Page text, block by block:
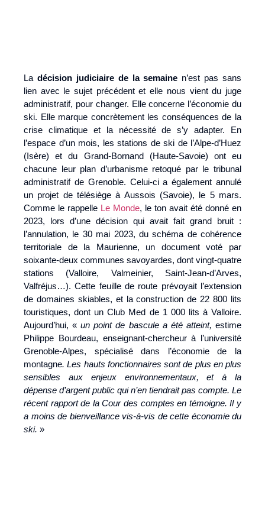
La décision judiciaire de la semaine n’est pas sans
lien avec le sujet précédent et elle nous vient du juge
administratif, pour changer. Elle concerne l’économie du
ski. Elle marque concrètement les conséquences de la
crise climatique et la nécessité de s’y adapter. En
l’espace d’un mois, les stations de ski de l’Alpe-d’Huez
(Isère) et du Grand-Bornand (Haute-Savoie) ont eu
chacune leur plan d’urbanisme retoqué par le tribunal
administratif de Grenoble. Celui-ci a également annulé
un projet de télésiège à Aussois (Savoie), le 5 mars.
Comme le rappelle Le Monde, le ton avait été donné en
2023, lors d’une décision qui avait fait grand bruit :
l’annulation, le 30 mai 2023, du schéma de cohérence
territoriale de la Maurienne, un document voté par
soixante-deux communes savoyardes, dont vingt-quatre
stations (Valloire, Valmeinier, Saint-Jean-d’Arves,
Valfréjus…). Cette feuille de route prévoyait l’extension
de domaines skiables, et la construction de 22 800 lits
touristiques, dont un Club Med de 1 000 lits à Valloire.
Aujourd’hui, «un point de bascule a été atteint,estime
Philippe Bourdeau, enseignant-chercheur à l’université
Grenoble-Alpes, spécialisé dans l’économie de la
montagne. Les hauts fonctionnaires sont de plus en plus
sensibles aux enjeux environnementaux, et à la
dépense d’argent public qui n’en tiendrait pas compte. Le
récent rapport de la Cour des comptes en témoigne. Il y
a moins de bienveillance vis-à-vis de cette économie du
ski. »